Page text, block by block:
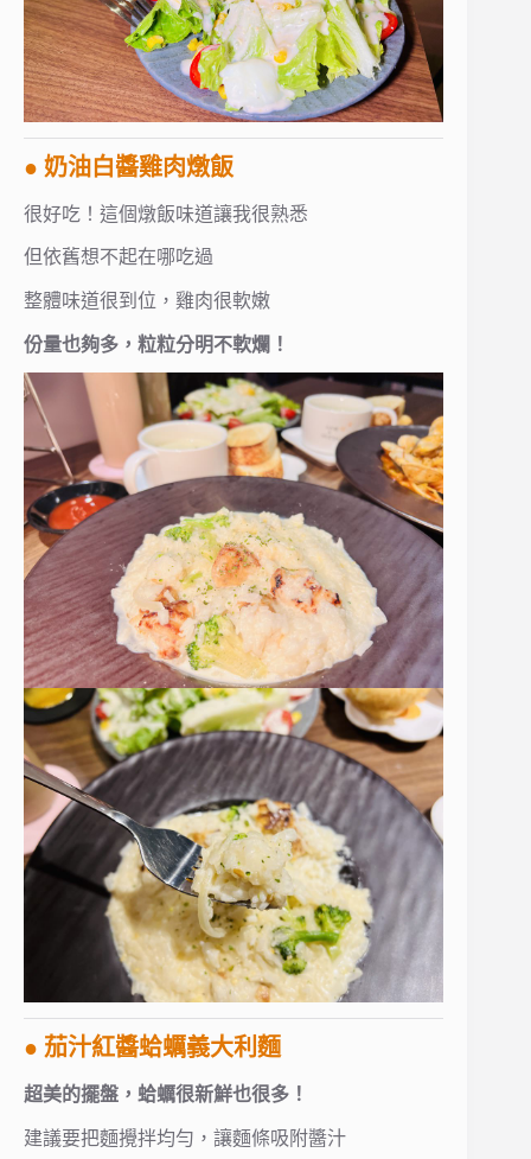
● 奶油白醬雞肉燉飯
很好吃！這個燉飯味道讓我很熟悉
但依舊想不起在哪吃過
整體味道很到位，雞肉很軟嫩
份量也夠多，粒粒分明不軟爛！
● 茄汁紅醬蛤蠣義大利麵
超美的擺盤，蛤蠣很新鮮也很多！
建議要把麵攪拌均勻，讓麵條吸附醬汁